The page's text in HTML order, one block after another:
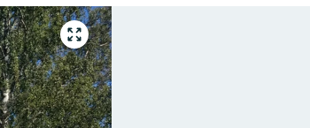
Gå
till
helskärmsläge